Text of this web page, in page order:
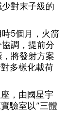
對末子級的
5個月，火箭
調，提前分
將發射方案
多樣化載荷
，由國星宇
驗室以“三體